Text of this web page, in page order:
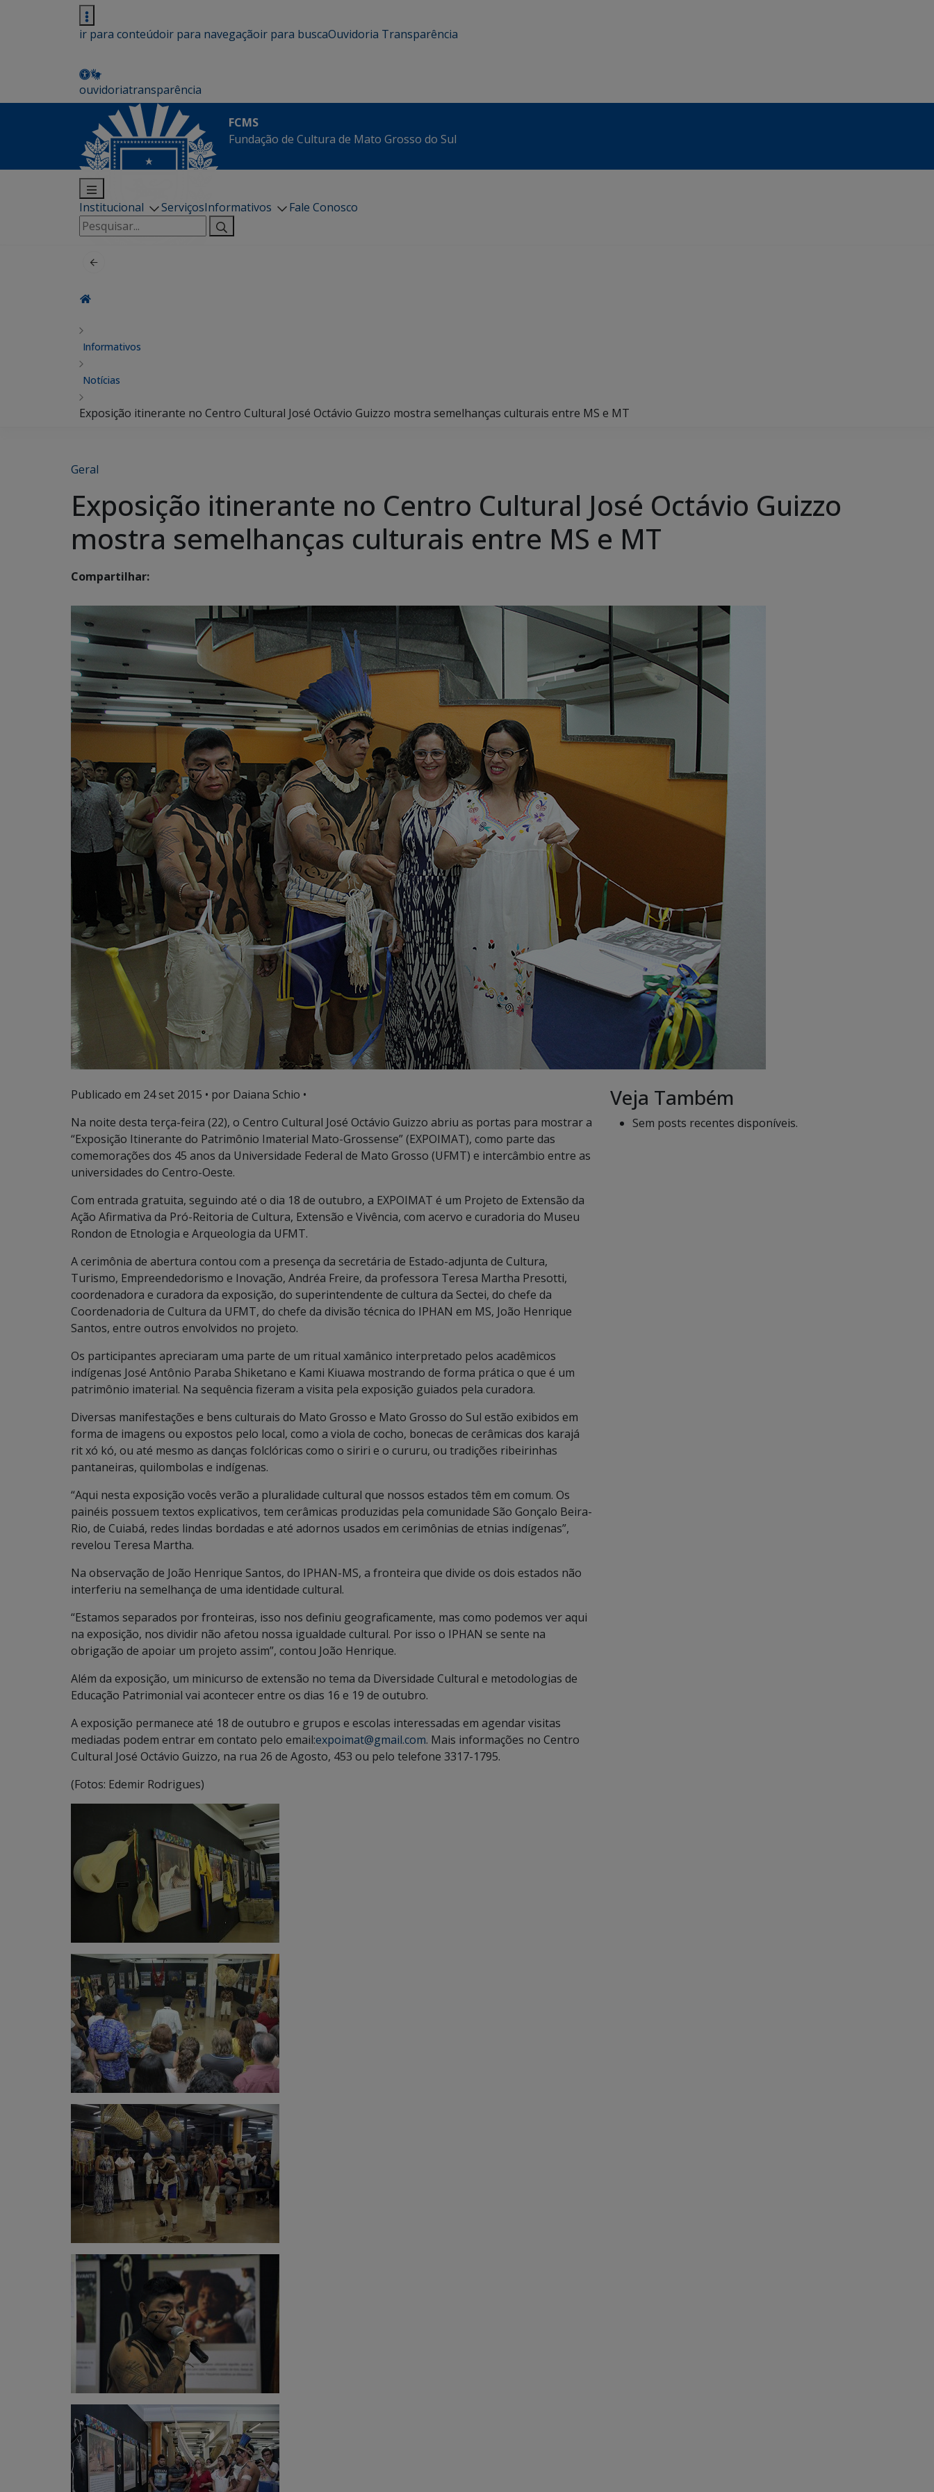
ir para conteúdoir para navegaçãoir para buscaOuvidoria Transparência
ouvidoriatransparência
FCMS
Fundação de Cultura de Mato Grosso do Sul
Institucional ServiçosInformativos
Fale Conosco
Pesquisar
por:
Informativos
Notícias
Exposição itinerante no Centro Cultural José Octávio Guizzo mostra semelhanças culturais entre MS e MT
Geral
Exposição itinerante no Centro Cultural José Octávio Guizzo
mostra semelhanças culturais entre MS e MT
Compartilhar:
Publicado em 24 set 2015 • por Daiana Schio •
Na noite desta terça-feira (22), o Centro Cultural José Octávio Guizzo abriu as portas para mostrar a
“Exposição Itinerante do Patrimônio Imaterial Mato-Grossense” (EXPOIMAT), como parte das
comemorações dos 45 anos da Universidade Federal de Mato Grosso (UFMT) e intercâmbio entre as
universidades do Centro-Oeste.
Com entrada gratuita, seguindo até o dia 18 de outubro, a EXPOIMAT é um Projeto de Extensão da
Ação Afirmativa da Pró-Reitoria de Cultura, Extensão e Vivência, com acervo e curadoria do Museu
Rondon de Etnologia e Arqueologia da UFMT.
A cerimônia de abertura contou com a presença da secretária de Estado-adjunta de Cultura,
Turismo, Empreendedorismo e Inovação, Andréa Freire, da professora Teresa Martha Presotti,
coordenadora e curadora da exposição, do superintendente de cultura da Sectei, do chefe da
Coordenadoria de Cultura da UFMT, do chefe da divisão técnica do IPHAN em MS, João Henrique
Santos, entre outros envolvidos no projeto.
Os participantes apreciaram uma parte de um ritual xamânico interpretado pelos acadêmicos
indígenas José Antônio Paraba Shiketano e Kami Kiuawa mostrando de forma prática o que é um
patrimônio imaterial. Na sequência fizeram a visita pela exposição guiados pela curadora.
Diversas manifestações e bens culturais do Mato Grosso e Mato Grosso do Sul estão exibidos em
forma de imagens ou expostos pelo local, como a viola de cocho, bonecas de cerâmicas dos karajá
rit xó kó, ou até mesmo as danças folclóricas como o siriri e o cururu, ou tradições ribeirinhas
pantaneiras, quilombolas e indígenas.
“Aqui nesta exposição vocês verão a pluralidade cultural que nossos estados têm em comum. Os
painéis possuem textos explicativos, tem cerâmicas produzidas pela comunidade São Gonçalo Beira-
Rio, de Cuiabá, redes lindas bordadas e até adornos usados em cerimônias de etnias indígenas”,
revelou Teresa Martha.
Na observação de João Henrique Santos, do IPHAN-MS, a fronteira que divide os dois estados não
interferiu na semelhança de uma identidade cultural.
“Estamos separados por fronteiras, isso nos definiu geograficamente, mas como podemos ver aqui
na exposição, nos dividir não afetou nossa igualdade cultural. Por isso o IPHAN se sente na
obrigação de apoiar um projeto assim”, contou João Henrique.
Além da exposição, um minicurso de extensão no tema da Diversidade Cultural e metodologias de
Educação Patrimonial vai acontecer entre os dias 16 e 19 de outubro.
A exposição permanece até 18 de outubro e grupos e escolas interessadas em agendar visitas
mediadas podem entrar em contato pelo email:expoimat@gmail.com. Mais informações no Centro
Cultural José Octávio Guizzo, na rua 26 de Agosto, 453 ou pelo telefone 3317-1795.
(Fotos: Edemir Rodrigues)
Veja Também
Sem posts recentes disponíveis.